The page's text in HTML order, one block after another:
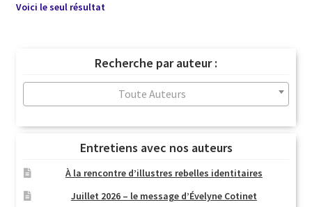
Voici le seul résultat
Recherche par auteur :
Toute Auteurs
Entretiens avec nos auteurs
À la rencontre d’illustres rebelles identitaires
Juillet 2026 – le message d’Évelyne Cotinet